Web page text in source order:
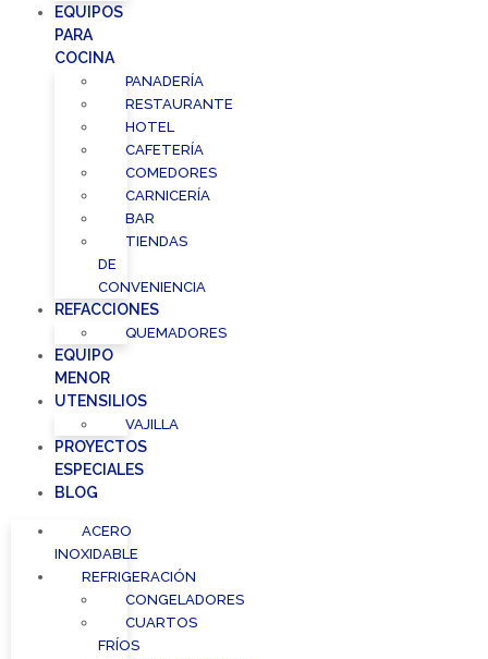
EQUIPOS
PARA
COCINA
PANADERÍA
RESTAURANTE
HOTEL
CAFETERÍA
COMEDORES
CARNICERÍA
BAR
TIENDAS
DE
CONVENIENCIA
REFACCIONES
QUEMADORES
EQUIPO
MENOR
UTENSILIOS
VAJILLA
PROYECTOS
ESPECIALES
BLOG
ACERO
INOXIDABLE
REFRIGERACIÓN
CONGELADORES
CUARTOS
FRÍOS